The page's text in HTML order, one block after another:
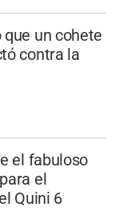
que un cohete
contra la
el fabuloso
el
Quini 6